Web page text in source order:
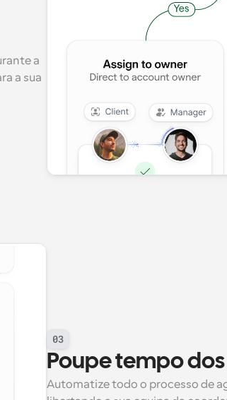
a
a sua
03
Poupe tempo
Automatize todo o processo de